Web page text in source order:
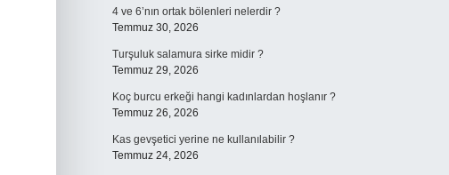
4 ve 6’nın ortak bölenleri nelerdir ?
Temmuz 30, 2026
Turşuluk salamura sirke midir ?
Temmuz 29, 2026
Koç burcu erkeği hangi kadınlardan hoşlanır ?
Temmuz 26, 2026
Kas gevşetici yerine ne kullanılabilir ?
Temmuz 24, 2026